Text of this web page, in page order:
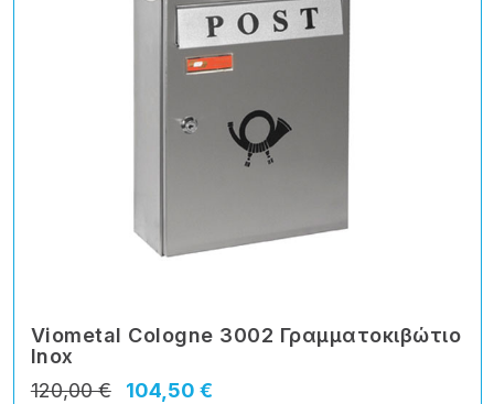
Viometal Cologne 3002 Γραμματοκιβώτιο
Inox
104,50 €
120,00 €